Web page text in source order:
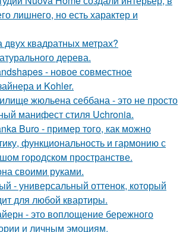
лишнего, но есть характер и
двух квадратных метрах?
дерева.
- новое совместное
и Kohler.
жюльена себбана - это не просто
манифест стиля Uchronia.
Buro - пример того, как можно
функциональность и гармонию с
городском пространстве.
своими руками.
- универсальный оттенок, который
для любой квартиры.
- это воплощение бережного
и личным эмоциям.